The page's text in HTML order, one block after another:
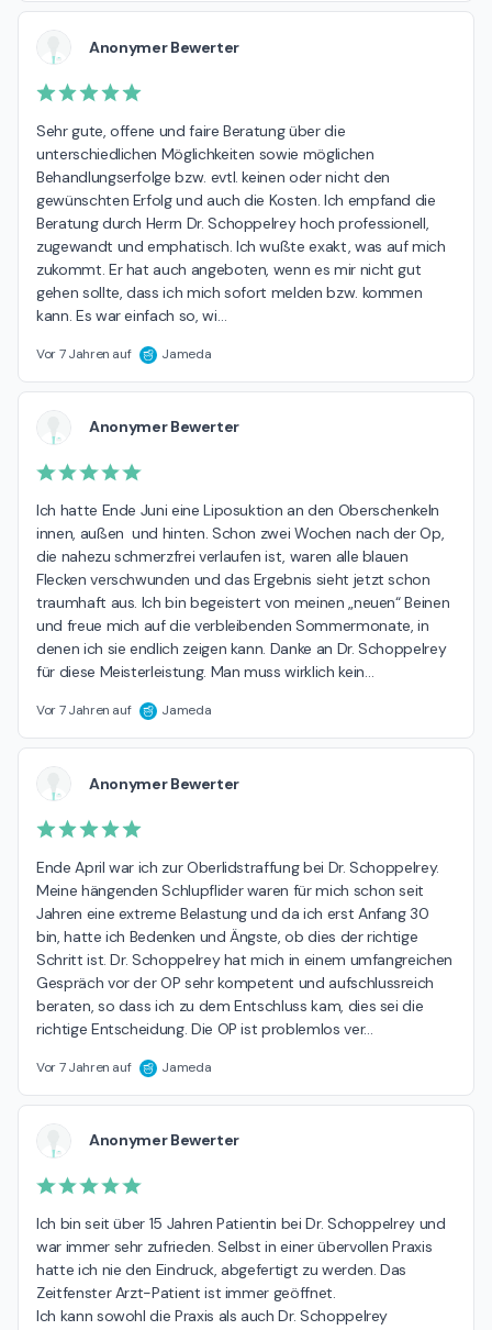
Anonymer Bewerter
Sehr gute, offene und faire Beratung über die
unterschiedlichen Möglichkeiten sowie möglichen
Behandlungserfolge bzw. evtl. keinen oder nicht den
gewünschten Erfolg und auch die Kosten. Ich empfand die
Beratung durch Herrn Dr. Schoppelrey hoch professionell,
zugewandt und emphatisch. Ich wußte exakt, was auf mich
zukommt. Er hat auch angeboten, wenn es mir nicht gut
gehen sollte, dass ich mich sofort melden bzw. kommen
kann. Es war einfach so, wi…
Vor 7 Jahren auf Jameda
Anonymer Bewerter
Ich hatte Ende Juni eine Liposuktion an den Oberschenkeln
innen, außen  und hinten. Schon zwei Wochen nach der Op,
die nahezu schmerzfrei verlaufen ist, waren alle blauen
Flecken verschwunden und das Ergebnis sieht jetzt schon
traumhaft aus. Ich bin begeistert von meinen „neuen“ Beinen
und freue mich auf die verbleibenden Sommermonate, in
denen ich sie endlich zeigen kann. Danke an Dr. Schoppelrey
für diese Meisterleistung. Man muss wirklich kein…
Vor 7 Jahren auf Jameda
Anonymer Bewerter
Ende April war ich zur Oberlidstraffung bei Dr. Schoppelrey.
Meine hängenden Schlupflider waren für mich schon seit
Jahren eine extreme Belastung und da ich erst Anfang 30
bin, hatte ich Bedenken und Ängste, ob dies der richtige
Schritt ist. Dr. Schoppelrey hat mich in einem umfangreichen
Gespräch vor der OP sehr kompetent und aufschlussreich
beraten, so dass ich zu dem Entschluss kam, dies sei die
richtige Entscheidung. Die OP ist problemlos ver…
Vor 7 Jahren auf Jameda
Anonymer Bewerter
Ich bin seit über 15 Jahren Patientin bei Dr. Schoppelrey und
war immer sehr zufrieden. Selbst in einer übervollen Praxis
hatte ich nie den Eindruck, abgefertigt zu werden. Das
Zeitfenster Arzt-Patient ist immer geöffnet.
Ich kann sowohl die Praxis als auch Dr. Schoppelrey